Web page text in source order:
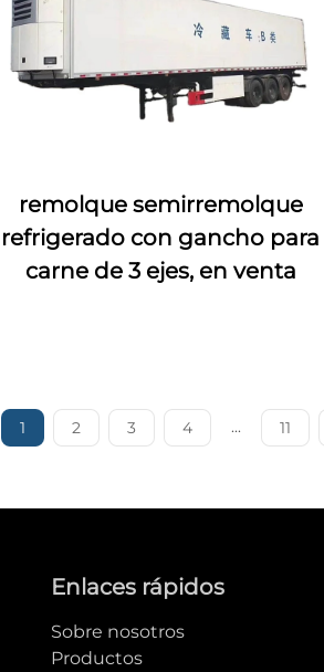
remolque semirremolque
refrigerado con gancho para
carne de 3 ejes, en venta
1 2 3 4 ... 11
Enlaces rápidos
Sobre nosotros
Productos